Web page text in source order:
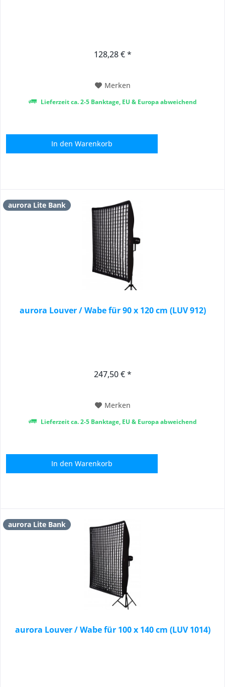
128,28 € *
Merken
Lieferzeit ca. 2-5 Banktage, EU & Europa abweichend
In den Warenkorb
aurora Lite Bank
aurora Louver / Wabe für 90 x 120 cm (LUV 912)
247,50 € *
Merken
Lieferzeit ca. 2-5 Banktage, EU & Europa abweichend
In den Warenkorb
aurora Lite Bank
aurora Louver / Wabe für 100 x 140 cm (LUV 1014)